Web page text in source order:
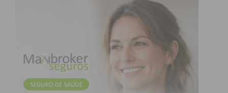
Eu li e concordo com os
termos e
condições